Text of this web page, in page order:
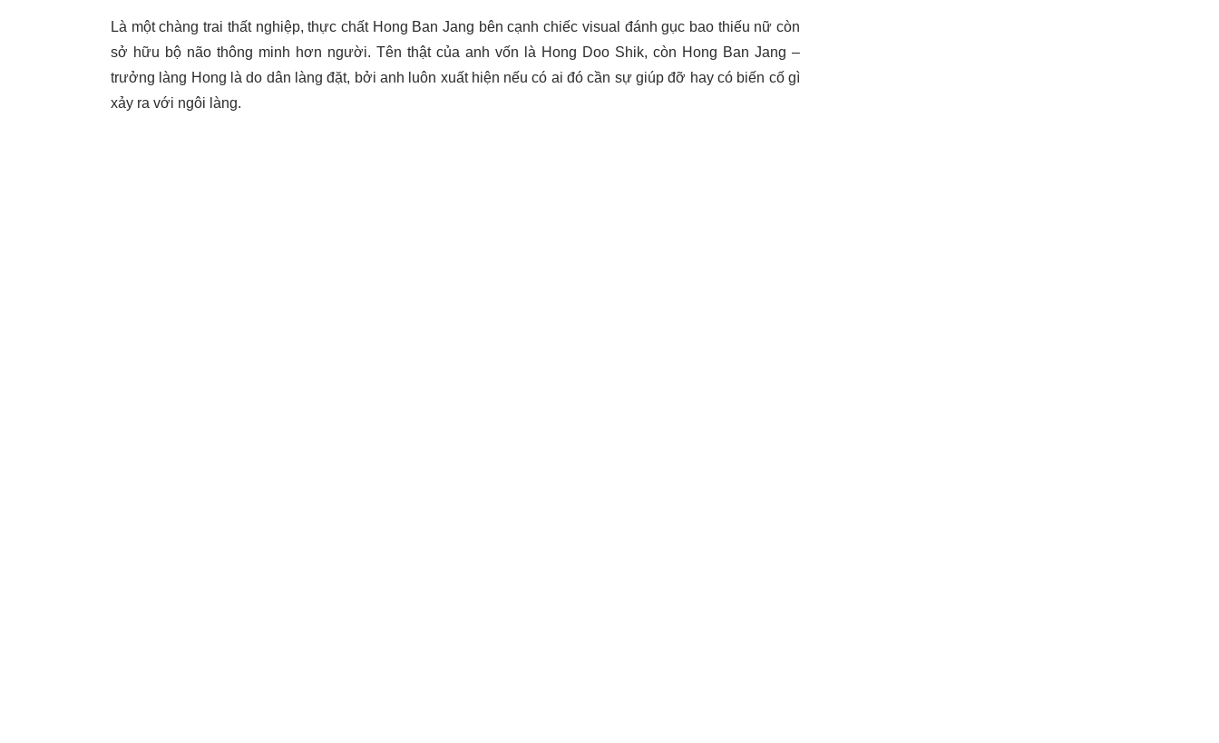
Là một chàng trai thất nghiệp, thực chất Hong Ban Jang bên cạnh chiếc visual đánh gục bao thiếu nữ còn
sở hữu bộ não thông minh hơn người. Tên thật của anh vốn là Hong Doo Shik, còn Hong Ban Jang –
trưởng làng Hong là do dân làng đặt, bởi anh luôn xuất hiện nếu có ai đó cần sự giúp đỡ hay có biến cố gì
xảy ra với ngôi làng.